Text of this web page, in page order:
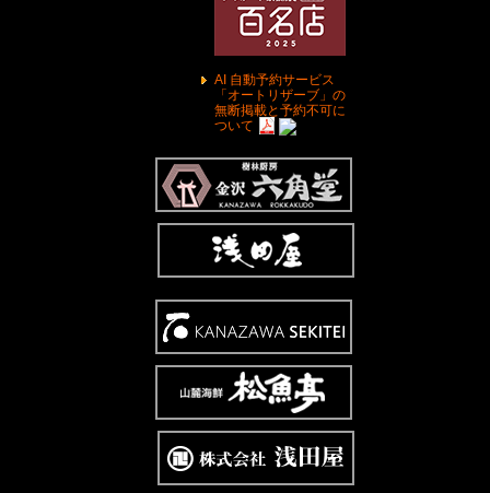
AI 自動予約サービス
「オートリザーブ」の
無断掲載と予約不可に
ついて